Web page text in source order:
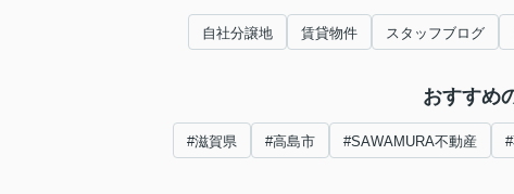
自社分譲地 賃貸物件 スタッフブログ
おすすめ
#滋賀県 #高島市 #SAWAMURA不動産